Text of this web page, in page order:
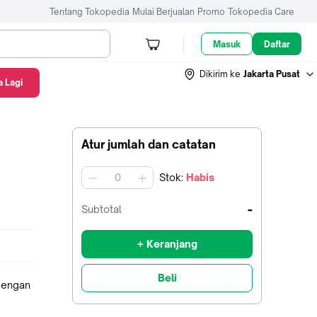
Tentang Tokopedia Mulai Berjualan Promo Tokopedia Care
Masuk Daftar
Dikirim ke Jakarta Pusat
Atur jumlah dan catatan
jumlah Stok: Habis
Subtotal -
+ Keranjang
Beli
Lagi